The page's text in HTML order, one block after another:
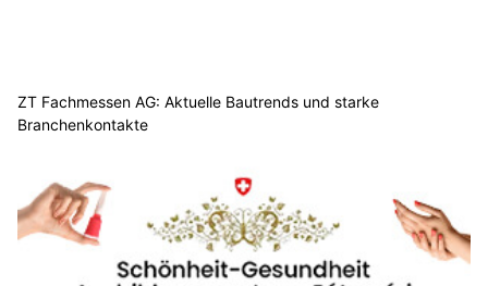
ZT Fachmessen AG: Aktuelle Bautrends und starke
Branchenkontakte